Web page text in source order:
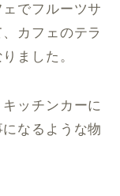
でフルーツサ
カフェのテラ
ました。
ッチンカーに
なるような物